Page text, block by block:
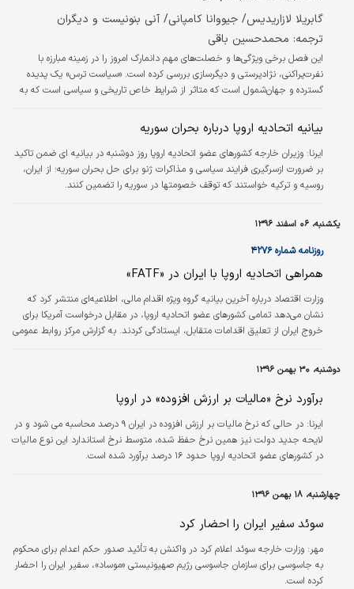
گابریلا لازاریدیس/ جیووانا کامپانی/ آنی بنونیست و دیگران
ترجمه: محمدحسین باقی
این فصل برخی ویژگی‌ها و خصلت‌های مهم دانمارک امروز را در زمینه مبارزه با
نفرت‌پراکنی، نژادپرستی و دیگرسازی بررسی کرده است. «سیاست ترس» یک پدیده
گسترده و جهان‌شمول است که متاثر از شرایط خاص تاریخی و سیاسی است که به
بیانیه اتحادیه اروپا درباره بحران سوریه
ایرنا: وزیران خارجه کشورهای عضو اتحادیه اروپا روز دوشنبه در بیانیه ای ضمن تاکید
بر ضرورت ازسرگیری فرایند سیاسی و مذاکرات ژنو برای حل بحران سوریه؛ از ایران،
روسیه و ترکیه خواستند که توقف خصومتها در سوریه را تضمین کنند.
یکشنبه، ۰۶ اسفند ۱۳۹۶
روزنامه شماره ۴۲۷۶
همراهی اتحادیه اروپا با ایران در «FATF»
وزارت اقتصاد درباره آخرین بیانیه گروه ویژه اقدام مالی، اطلاعیه‌ای منتشر کرد که
نشان می‌دهد تمامی کشورهای عضو اتحادیه اروپا، در مقابل درخواست آمریکا برای
خروج ایران از تعلیق اقدامات متقابل، ایستادگی کردند. به گزارش مرکز روابط عمومی
برگزار شد، به مرور اقدامات جمهوری…
دوشنبه، ۳۰ بهمن ۱۳۹۶
برآورد نرخ «مالیات بر ارزش افزوده» در اروپا
ایرنا:
در حالی که نرخ مالیات بر ارزش افزوده در ایران ۹ درصد محاسبه می شود و در
لایحه جدید دولت نیز همین نرخ حفظ شده، متوسط نرخ استاندارد این نوع مالیات
در کشورهای عضو اتحادیه اروپا حدود ۱۶ درصد برآورد شده است.
چهارشنبه، ۱۸ بهمن ۱۳۹۶
سوئد سفیر ایران را احضار کرد
مهر: وزارت خارجه سوئد اعلام کرد در واکنش به تأئید صدور حکم اعدام برای محکوم
به جاسوسی برای سازمان جاسوسی رژیم صهیونیستی «موساد»، سفیر ایران را احضار
کرده است.